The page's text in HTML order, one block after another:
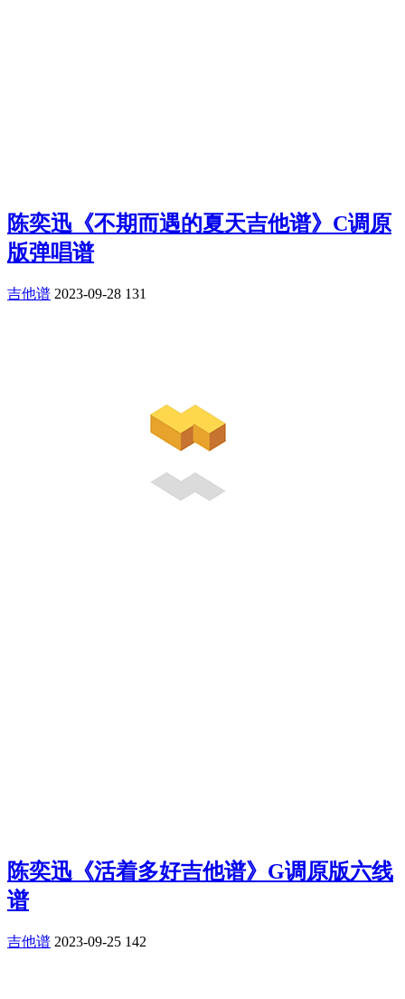
陈奕迅《不期而遇的夏天吉他谱》C调原
版弹唱谱
吉他谱 2023-09-28 131
陈奕迅《活着多好吉他谱》G调原版六线
谱
吉他谱 2023-09-25 142